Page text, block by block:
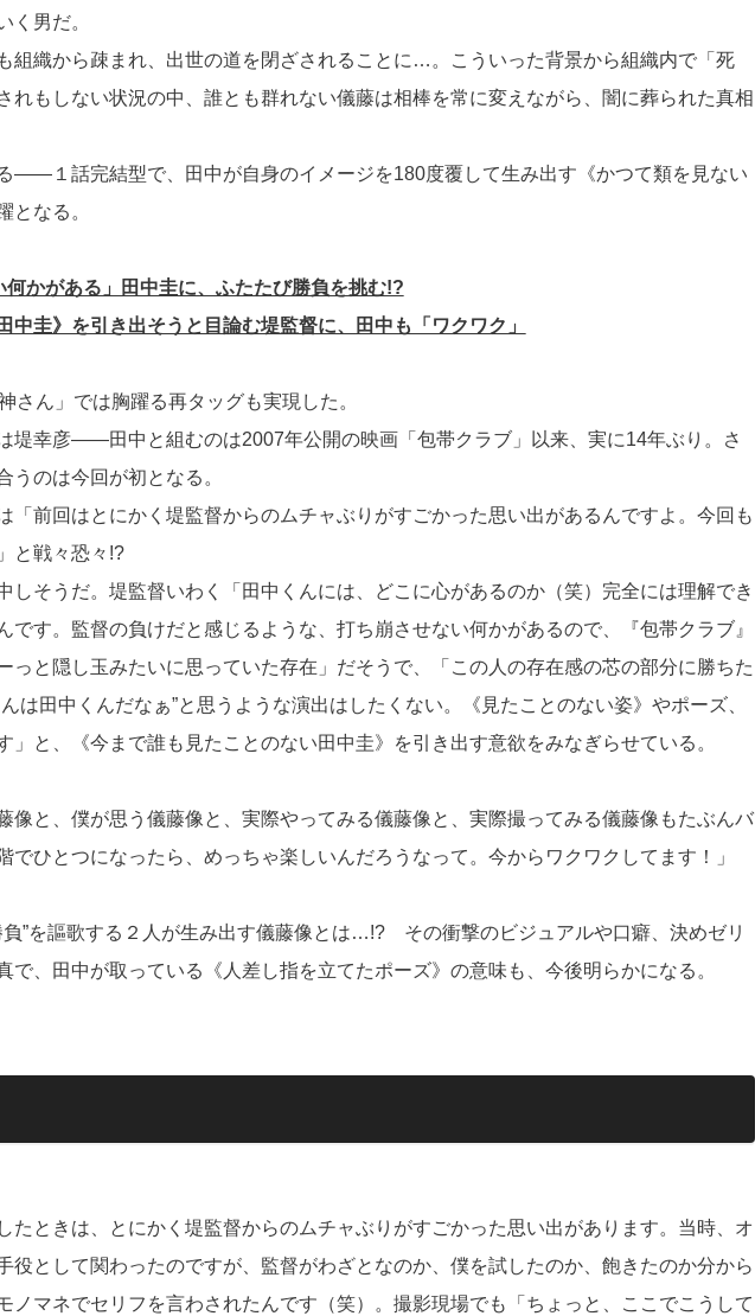
く男だ。
組織から疎まれ、出世の道を閉ざされることに…。こういった背景から組織内で「死
れもしない状況の中、誰とも群れない儀藤は相棒を常に変えながら、闇に葬られた真相
――１話完結型で、田中が自身のイメージを180度覆して生み出す《かつて類を見ない
となる。
かがある」田中圭に、ふたたび勝負を挑む!?
中圭》を引き出そうと目論む堤監督に、田中も「ワクワク」
さん」では胸躍る再タッグも実現した。
堤幸彦――田中と組むのは2007年公開の映画「包帯クラブ」以来、実に14年ぶり。さ
うのは今回が初となる。
「前回はとにかく堤監督からのムチャぶりがすごかった思い出があるんですよ。今回も
と戦々恐々!?
しそうだ。堤監督いわく「田中くんには、どこに心があるのか（笑）完全には理解でき
です。監督の負けだと感じるような、打ち崩させない何かがあるので、『包帯クラブ』
っと隠し玉みたいに思っていた存在」だそうで、「この人の存在感の芯の部分に勝ちた
は田中くんだなぁ”と思うような演出はしたくない。《見たことのない姿》やポーズ、
」と、《今まで誰も見たことのない田中圭》を引き出す意欲をみなぎらせている。
像と、僕が思う儀藤像と、実際やってみる儀藤像と、実際撮ってみる儀藤像もたぶんバ
でひとつになったら、めっちゃ楽しいんだろうなって。今からワクワクしてます！」
負”を謳歌する２人が生み出す儀藤像とは…!? その衝撃のビジュアルや口癖、決めゼリ
、田中が取っている《人差し指を立てたポーズ》の意味も、今後明らかになる。
たときは、とにかく堤監督からのムチャぶりがすごかった思い出があります。当時、オ
役として関わったのですが、監督がわざとなのか、僕を試したのか、飽きたのか分から
ノマネでセリフを言わされたんです（笑）。撮影現場でも「ちょっと、ここでこうして